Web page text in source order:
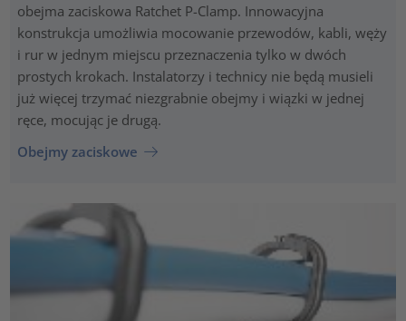
obejma zaciskowa Ratchet P-Clamp. Innowacyjna
konstrukcja umożliwia mocowanie przewodów, kabli, węży
i rur w jednym miejscu przeznaczenia tylko w dwóch
prostych krokach. Instalatorzy i technicy nie będą musieli
już więcej trzymać niezgrabnie obejmy i wiązki w jednej
ręce, mocując je drugą.
Obejmy zaciskowe